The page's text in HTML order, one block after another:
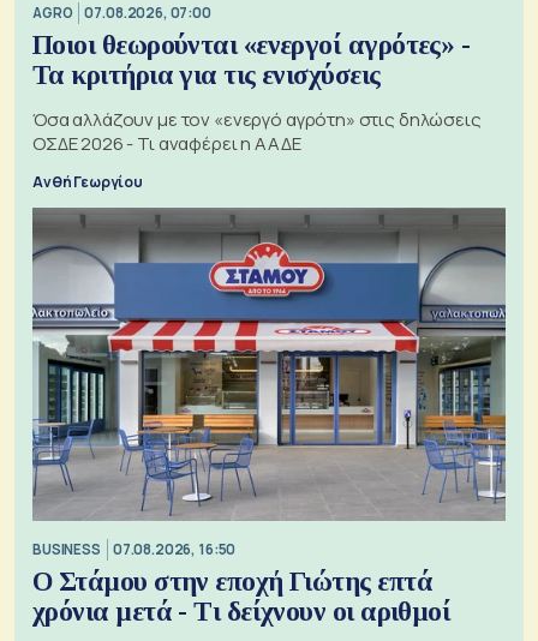
AGRO 07.08.2026, 07:00
Ποιοι θεωρούνται «ενεργοί αγρότες» -
Τα κριτήρια για τις ενισχύσεις
Όσα αλλάζουν με τον «ενεργό αγρότη» στις δηλώσεις
ΟΣΔΕ 2026 - Τι αναφέρει η ΑΑΔΕ
Ανθή Γεωργίου
BUSINESS 07.08.2026, 16:50
Ο Στάμου στην εποχή Γιώτης επτά
χρόνια μετά - Τι δείχνουν οι αριθμοί